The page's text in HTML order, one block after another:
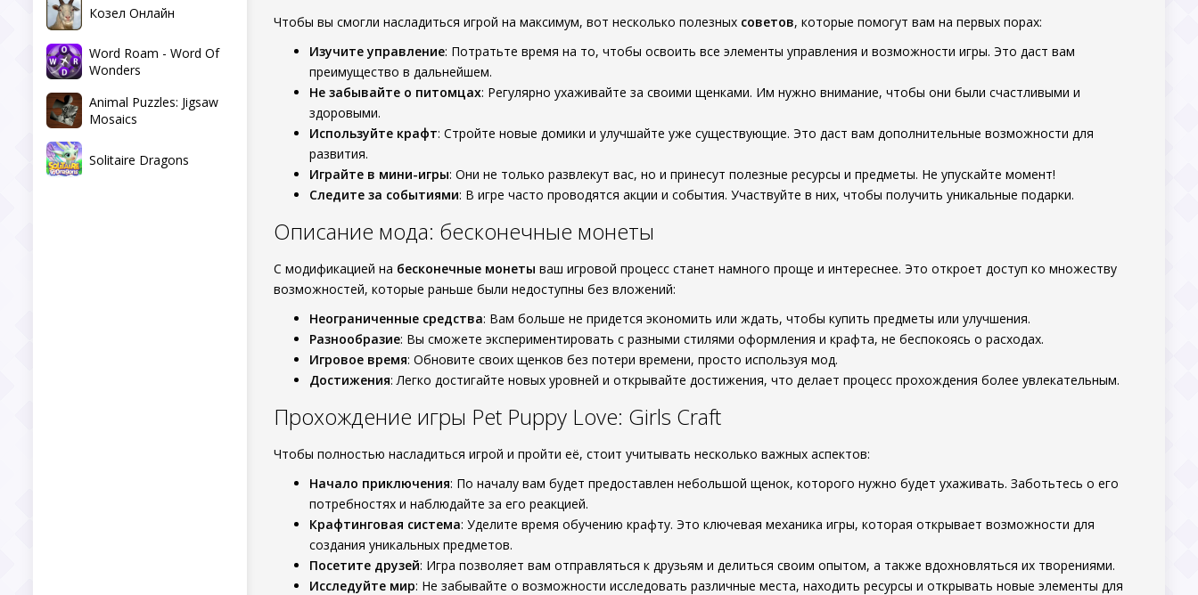
Козел Онлайн
Word Roam - Word Of
Wonders
Animal Puzzles: Jigsaw
Mosaics
Solitaire Dragons
Чтобы вы смогли насладиться игрой на максимум, вот несколько полезных советов, которые помогут вам на первых порах:
Изучите управление: Потратьте время на то, чтобы освоить все элементы управления и возможности игры. Это даст вам
преимущество в дальнейшем.
Не забывайте о питомцах: Регулярно ухаживайте за своими щенками. Им нужно внимание, чтобы они были счастливыми и
здоровыми.
Используйте крафт: Стройте новые домики и улучшайте уже существующие. Это даст вам дополнительные возможности для
развития.
Играйте в мини-игры: Они не только развлекут вас, но и принесут полезные ресурсы и предметы. Не упускайте момент!
Следите за событиями: В игре часто проводятся акции и события. Участвуйте в них, чтобы получить уникальные подарки.
Описание мода: бесконечные монеты
С модификацией на бесконечные монеты ваш игровой процесс станет намного проще и интереснее. Это откроет доступ ко множеству
возможностей, которые раньше были недоступны без вложений:
Неограниченные средства: Вам больше не придется экономить или ждать, чтобы купить предметы или улучшения.
Разнообразие: Вы сможете экспериментировать с разными стилями оформления и крафта, не беспокоясь о расходах.
Игровое время: Обновите своих щенков без потери времени, просто используя мод.
Достижения: Легко достигайте новых уровней и открывайте достижения, что делает процесс прохождения более увлекательным.
Прохождение игры Pet Puppy Love: Girls Craft
Чтобы полностью насладиться игрой и пройти её, стоит учитывать несколько важных аспектов:
Начало приключения: По началу вам будет предоставлен небольшой щенок, которого нужно будет ухаживать. Заботьтесь о его
потребностях и наблюдайте за его реакцией.
Крафтинговая система: Уделите время обучению крафту. Это ключевая механика игры, которая открывает возможности для
создания уникальных предметов.
Посетите друзей: Игра позволяет вам отправляться к друзьям и делиться своим опытом, а также вдохновляться их творениями.
Исследуйте мир: Не забывайте о возможности исследовать различные места, находить ресурсы и открывать новые элементы для